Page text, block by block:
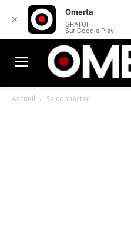
Accueil Se connecter
✕
Omerta
GRATUIT
Sur Google Play